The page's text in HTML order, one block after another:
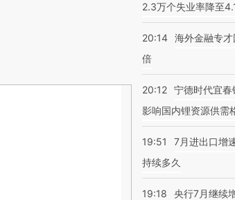
2.3万个失业率降至
20:14 海外金融专
倍
20:12 宁德时代宜春
影响国内锂资源供需
19:51
7月进出口增
持续多久
19:18
央行7月继续